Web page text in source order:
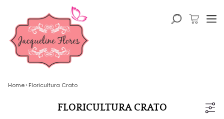
Home Floricultura Crato
FLORICULTURA CRATO